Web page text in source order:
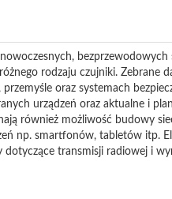
rodzaju czujniki. Zebrane
przemyśle oraz systemach
urządzeń oraz aktualne i
również możliwość budowy
np. smartfonów, tabletów itp.
dotyczące transmisji radiowej i